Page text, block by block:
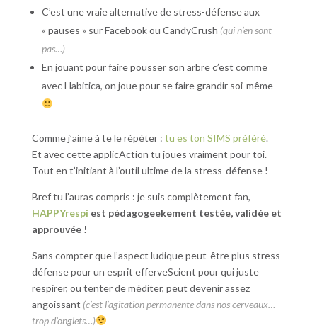
C’est une vraie alternative de stress-défense aux
« pauses » sur Facebook ou CandyCrush (qui n’en sont
pas…)
En jouant pour faire pousser son arbre c’est comme
avec Habitica, on joue pour se faire grandir soi-même
Comme j’aime à te le répéter : tu es ton SIMS préféré.
Et avec cette applicAction tu joues vraiment pour toi.
Tout en t’initiant à l’outil ultime de la stress-défense !
Bref tu l’auras compris : je suis complètement fan,
HAPPYrespi est pédagogeekement testée, validée et
approuvée !
Sans compter que l’aspect ludique peut-être plus stress-
défense pour un esprit efferveScient pour qui juste
respirer, ou tenter de méditer, peut devenir assez
angoissant (c’est l’agitation permanente dans nos cerveaux…
trop d’onglets…)